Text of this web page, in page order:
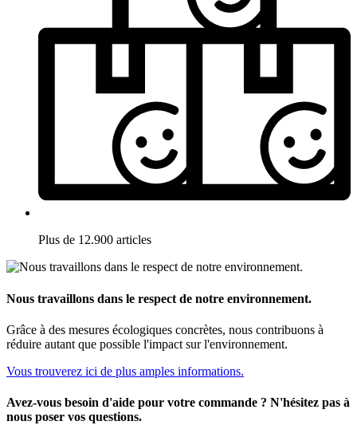
Plus de 12.900 articles
Nous travaillons dans le respect de notre environnement.
Grâce à des mesures écologiques concrètes, nous contribuons à
réduire autant que possible l'impact sur l'environnement.
Vous trouverez ici de plus amples informations.
Avez-vous besoin d'aide pour votre commande ? N'hésitez pas à
nous poser vos questions.